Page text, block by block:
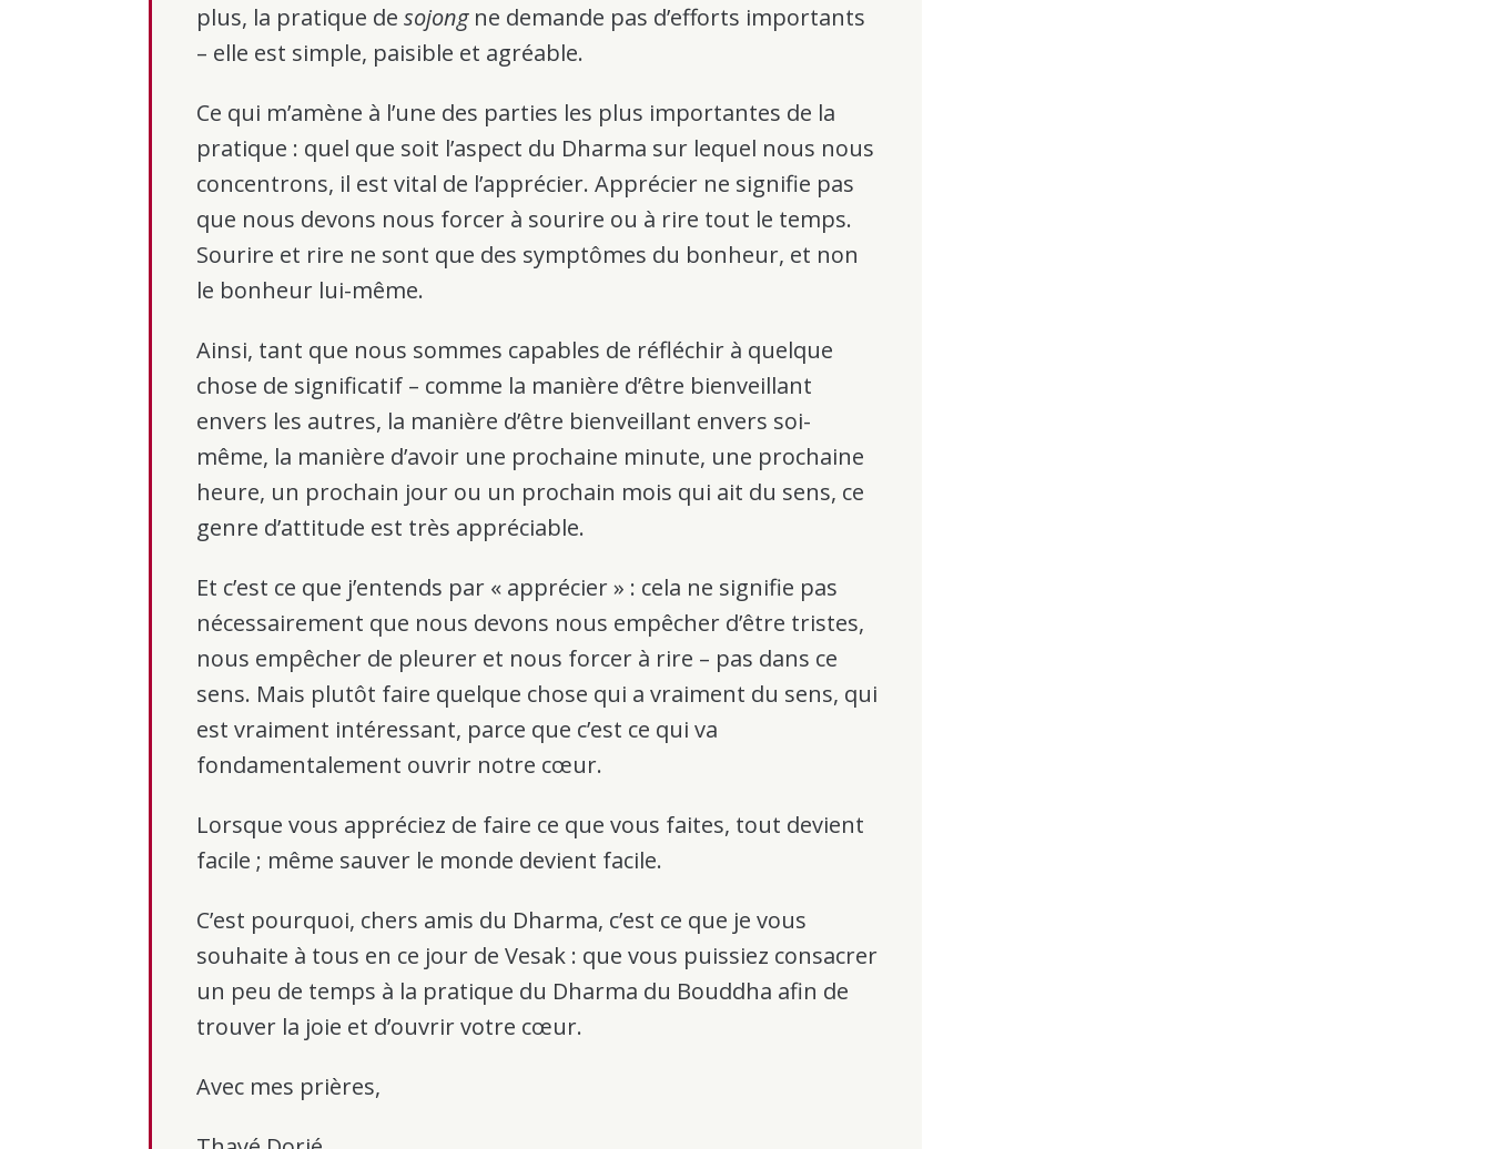
plus, la pratique desojongne demande pas d’efforts importants
– elle est simple, paisible et agréable.
Ce qui m’amène à l’une des parties les plus importantes de la
pratique : quel que soit l’aspect du Dharma sur lequel nous nous
concentrons, il est vital de l’apprécier. Apprécier ne signifie pas
que nous devons nous forcer à sourire ou à rire tout le temps.
Sourire et rire ne sont que des symptômes du bonheur, et non
le bonheur lui-même.
Ainsi, tant que nous sommes capables de réfléchir à quelque
chose de significatif – comme la manière d’être bienveillant
envers les autres, la manière d’être bienveillant envers soi-
même, la manière d’avoir une prochaine minute, une prochaine
heure, un prochain jour ou un prochain mois qui ait du sens, ce
genre d’attitude est très appréciable.
Et c’est ce que j’entends par « apprécier » : cela ne signifie pas
nécessairement que nous devons nous empêcher d’être tristes,
nous empêcher de pleurer et nous forcer à rire – pas dans ce
sens. Mais plutôt faire quelque chose qui a vraiment du sens, qui
est vraiment intéressant, parce que c’est ce qui va
fondamentalement ouvrir notre cœur.
Lorsque vous appréciez de faire ce que vous faites, tout devient
facile ; même sauver le monde devient facile.
C’est pourquoi, chers amis du Dharma, c’est ce que je vous
souhaite à tous en ce jour de Vesak : que vous puissiez consacrer
un peu de temps à la pratique du Dharma du Bouddha afin de
trouver la joie et d’ouvrir votre cœur.
Avec mes prières,